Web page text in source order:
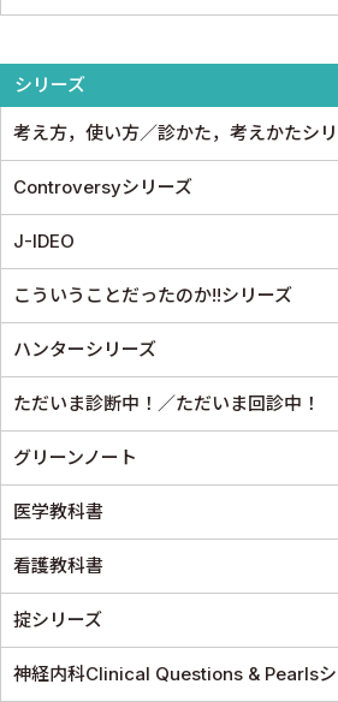
スポーツ医学
産婦人科
シリーズ
考え方，使い方／診かた，考えかたシ
Controversyシリーズ
J-IDEO
こういうことだったのか!!シリーズ
ハンターシリーズ
ただいま診断中！／ただいま回診中！
グリーンノート
医学教科書
看護教科書
掟シリーズ
神経内科Clinical Questions & Pearls